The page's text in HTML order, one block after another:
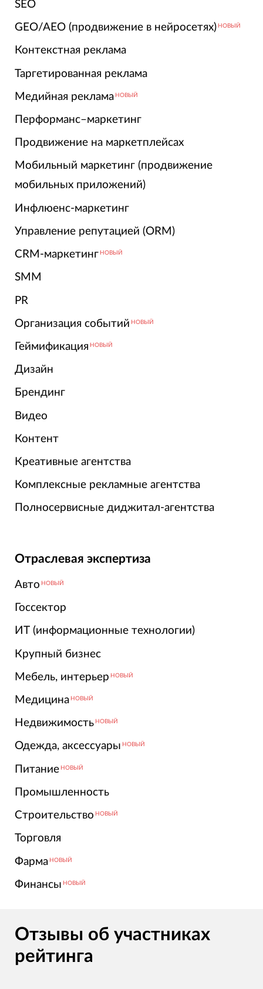
SEO
GEO/AEO (продвижение в нейросетях) НОВЫЙ
Контекстная реклама
Таргетированная реклама
Медийная реклама НОВЫЙ
Перформанс–маркетинг
Продвижение на маркетплейсах
Мобильный маркетинг (продвижение
мобильных приложений)
Инфлюенс-маркетинг
Управление репутацией (ORM)
CRM-маркетинг НОВЫЙ
SMM
PR
Организация событий НОВЫЙ
Геймификация НОВЫЙ
Дизайн
Брендинг
Видео
Контент
Креативные агентства
Комплексные рекламные агентства
Полносервисные диджитал-агентства
Отраслевая экспертиза
Авто НОВЫЙ
Госсектор
ИТ (информационные технологии)
Крупный бизнес
Мебель, интерьер НОВЫЙ
Медицина НОВЫЙ
Недвижимость НОВЫЙ
Одежда, аксессуары НОВЫЙ
Питание НОВЫЙ
Промышленность
Строительство НОВЫЙ
Торговля
Фарма НОВЫЙ
Финансы НОВЫЙ
Отзывы об участниках
рейтинга